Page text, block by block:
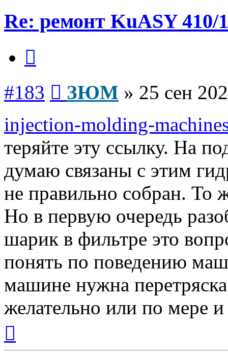
Re: ремонт KuASY 410/
#183 ЗЮМ » 25 сен
injection-molding-
теряйте эту ссылку. На
думаю связаны с этим
не правильно собран. То
Но в первую очередь
шарик в фильтре это
понять по поведению
машине нужна
желательно или по мере и
началу